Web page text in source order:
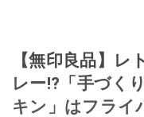
【無印良品】
レー!?「手づく
キン」はフライ